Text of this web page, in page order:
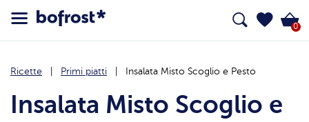
0
Ricette Primi piatti Insalata Misto Scoglio e Pesto
Insalata Misto Scoglio e